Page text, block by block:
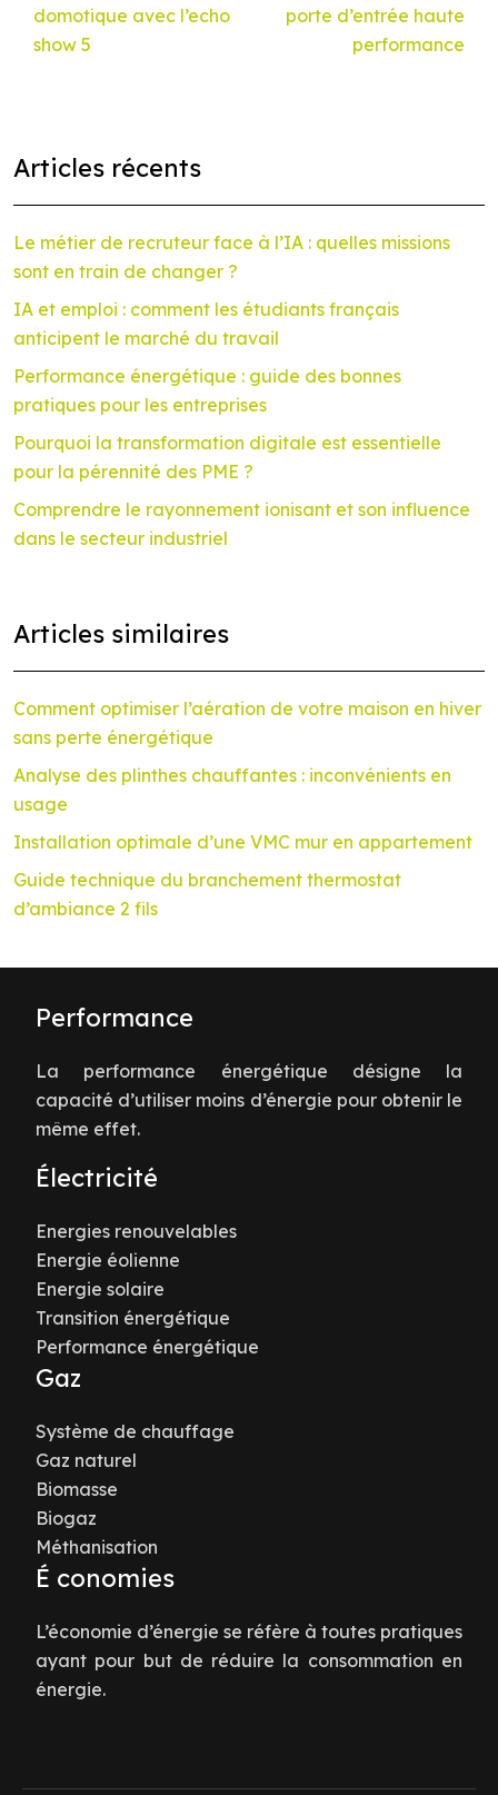
domotique avec l’echo
show 5
porte d’entrée haute
performance
Articles récents
Le métier de recruteur face à l’IA : quelles missions
sont en train de changer ?
IA et emploi : comment les étudiants français
anticipent le marché du travail
Performance énergétique : guide des bonnes
pratiques pour les entreprises
Pourquoi la transformation digitale est essentielle
pour la pérennité des PME ?
Comprendre le rayonnement ionisant et son influence
dans le secteur industriel
Articles similaires
Comment optimiser l’aération de votre maison en hiver
sans perte énergétique
Analyse des plinthes chauffantes : inconvénients en
usage
Installation optimale d’une VMC mur en appartement
Guide technique du branchement thermostat
d’ambiance 2 fils
Performance
La performance énergétique désigne la
capacité d’utiliser moins d’énergie pour obtenir le
même effet.
Électricité
Energies renouvelables
Energie éolienne
Energie solaire
Transition énergétique
Performance énergétique
Gaz
Système de chauffage
Gaz naturel
Biomasse
Biogaz
Méthanisation
É conomies
L’économie d’énergie se réfère à toutes pratiques
ayant pour but de réduire la consommation en
énergie.